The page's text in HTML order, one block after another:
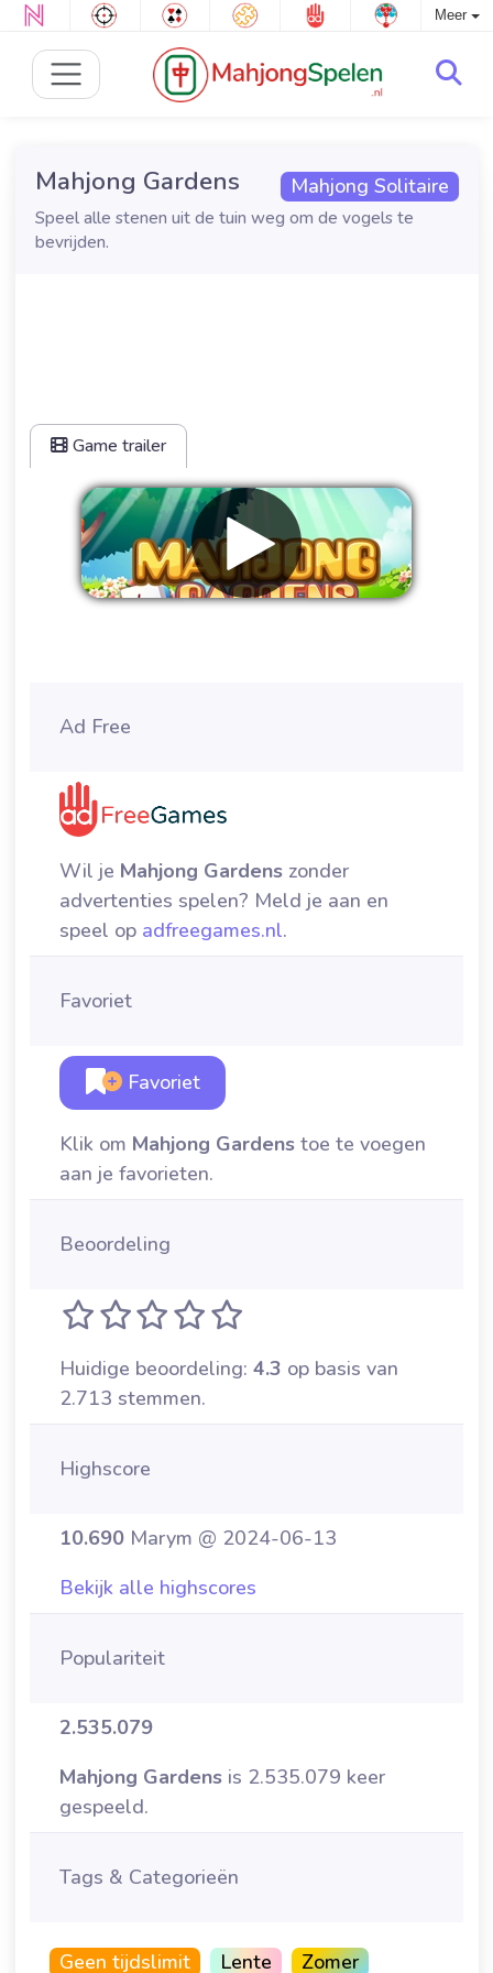
Meer
Mahjong Solitaire
Mahjong Gardens
Speel alle stenen uit de tuin weg om de vogels te
bevrijden.
Game trailer
Ad Free
Wil je Mahjong Gardens zonder
advertenties spelen? Meld je aan en
speel op adfreegames.nl.
Favoriet
Favoriet
Klik om Mahjong Gardens toe te voegen
aan je favorieten.
Beoordeling
Huidige beoordeling: 4.3 op basis van
2.713 stemmen.
Highscore
10.690 Marym @ 2024-06-13
Bekijk alle highscores
Populariteit
2.535.079
Mahjong Gardens is 2.535.079 keer
gespeeld.
Tags & Categorieën
Geen tijdslimit Lente
Zomer